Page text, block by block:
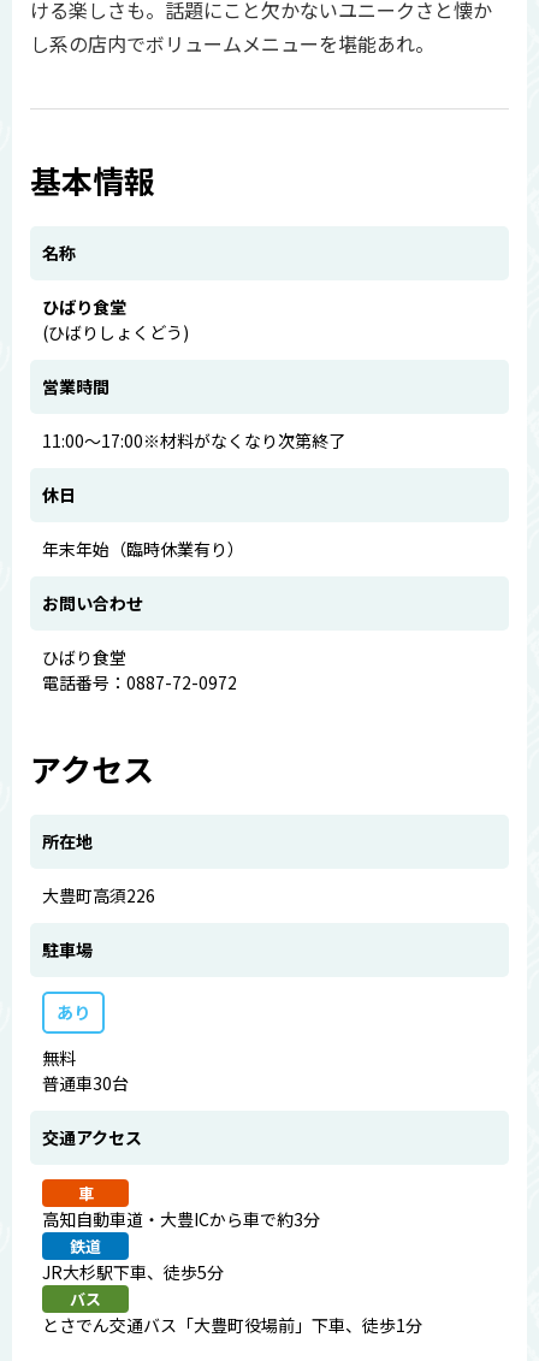
ける楽しさも。話題にこと欠かないユニークさと懐か
し系の店内でボリュームメニューを堪能あれ。
基本情報
名称
ひばり食堂
(ひばりしょくどう)
営業時間
11:00～17:00※材料がなくなり次第終了
休日
年末年始（臨時休業有り）
お問い合わせ
ひばり食堂
電話番号：0887-72-0972
アクセス
所在地
大豊町高須226
駐車場
あり
無料
普通車30台
交通アクセス
車
高知自動車道・大豊ICから車で約3分
鉄道
JR大杉駅下車、徒歩5分
バス
とさでん交通バス「大豊町役場前」下車、徒歩1分